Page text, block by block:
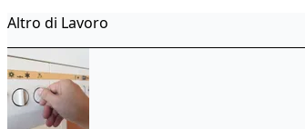
Altro di Lavoro